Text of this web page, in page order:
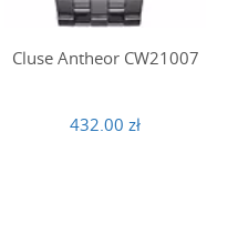
Cluse Antheor CW21007
432.00 zł